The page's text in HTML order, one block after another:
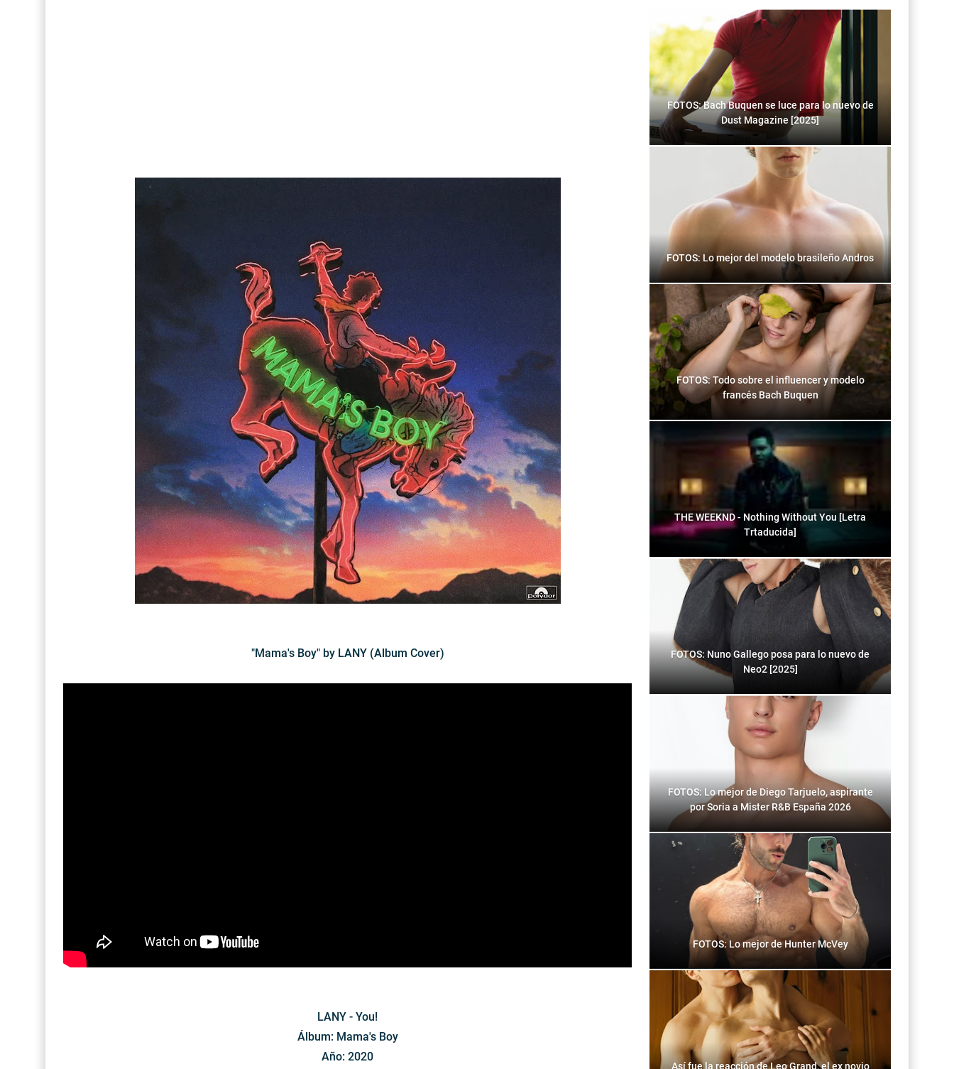
"Mama's Boy" by LANY (Album Cover)
LANY - You!
Álbum: Mama's Boy
Año: 2020
FOTOS: Bach Buquen se luce para lo nuevo de
Dust Magazine [2025]
FOTOS: Lo mejor del modelo brasileño Andros
FOTOS: Todo sobre el influencer y modelo
francés Bach Buquen
THE WEEKND - Nothing Without You [Letra
Trtaducida]
FOTOS: Nuno Gallego posa para lo nuevo de
Neo2 [2025]
FOTOS: Lo mejor de Diego Tarjuelo, aspirante
por Soria a Mister R&B España 2026
FOTOS: Lo mejor de Hunter McVey
Así fue la reacción de Leo Grand, el ex novio